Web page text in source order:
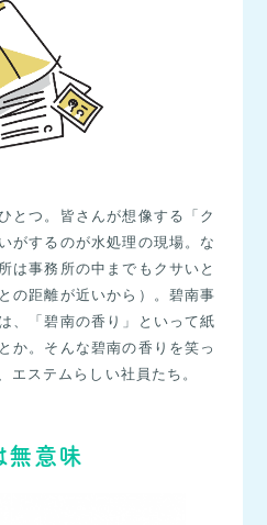
とつ。皆さんが想像する「ク
がするのが水処理の現場。な
は事務所の中までもクサいと
の距離が近いから）。碧南事
、「碧南の香り」といって紙
か。そんな碧南の香りを笑っ
エステムらしい社員たち。
無意味